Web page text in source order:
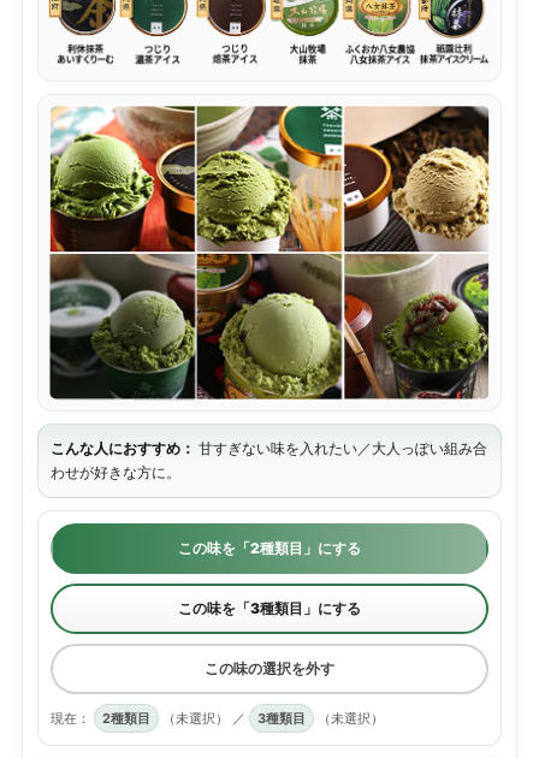
こんな人におすすめ： 甘すぎない味を入れたい／大人っぽい組み合
わせが好きな方に。
この味を「2種類目」にする
この味を「3種類目」にする
この味の選択を外す
現在： 2種類目 （未選択） ／ 3種類目 （未選択）